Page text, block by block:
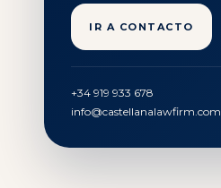
IR A CONTACTO
+34 919 933 678
info@castellanalawfirm.com